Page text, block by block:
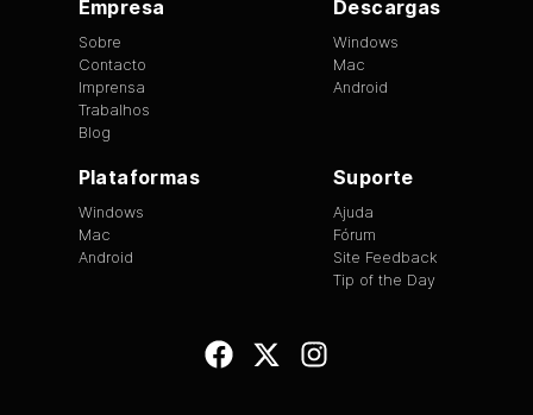
Empresa
Sobre
Contacto
Imprensa
Trabalhos
Blog
Descargas
Windows
Mac
Android
Plataformas
Windows
Mac
Android
Suporte
Ajuda
Fórum
Site Feedback
Tip of the Day